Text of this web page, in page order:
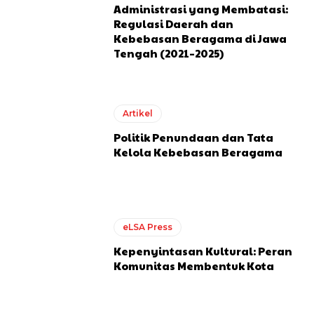
Administrasi yang Membatasi:
Regulasi Daerah dan
Kebebasan Beragama di Jawa
Tengah (2021–2025)
Artikel
Politik Penundaan dan Tata
Kelola Kebebasan Beragama
eLSA Press
Kepenyintasan Kultural: Peran
Komunitas Membentuk Kota